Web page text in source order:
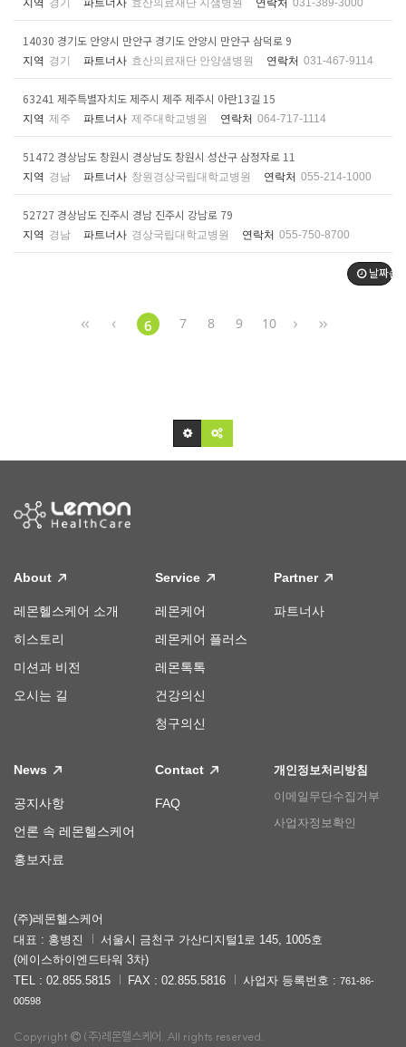
지역 경기 파트너사 효산의료재단 지샘병원 연락처 031-389-3000
14030 경기도 안양시 만안구 경기도 안양시 만안구 삼덕로 9
지역 경기 파트너사 효산의료재단 안양샘병원 연락처 031-467-9114
63241 제주특별자치도 제주시 제주 제주시 아란13길 15
지역 제주 파트너사 제주대학교병원 연락처 064-717-1114
51472 경상남도 창원시 경상남도 창원시 성산구 삼정자로 11
지역 경남 파트너사 창원경상국립대학교병원 연락처 055-214-1000
52727 경상남도 진주시 경남 진주시 강남로 79
지역 경남 파트너사 경상국립대학교병원 연락처 055-750-8700
날짜순
6 7 8 9 10
About
레몬헬스케어 소개
히스토리
미션과 비전
오시는 길
Service
레몬케어
레몬케어 플러스
레몬톡톡
건강의신
청구의신
Partner
파트너사
News
공지사항
언론 속 레몬헬스케어
홍보자료
Contact
FAQ
개인정보처리방침
이메일무단수집거부
사업자정보확인
(주)레몬헬스케어
대표 : 홍병진
서울시 금천구 가산디지털1로 145, 1005호
(에이스하이엔드타워 3차)
TEL : 02.855.5815
FAX : 02.855.5816 사업자 등록번호 : 761-86-
00598
Copyright (주)레몬헬스케어. All rights reserved.